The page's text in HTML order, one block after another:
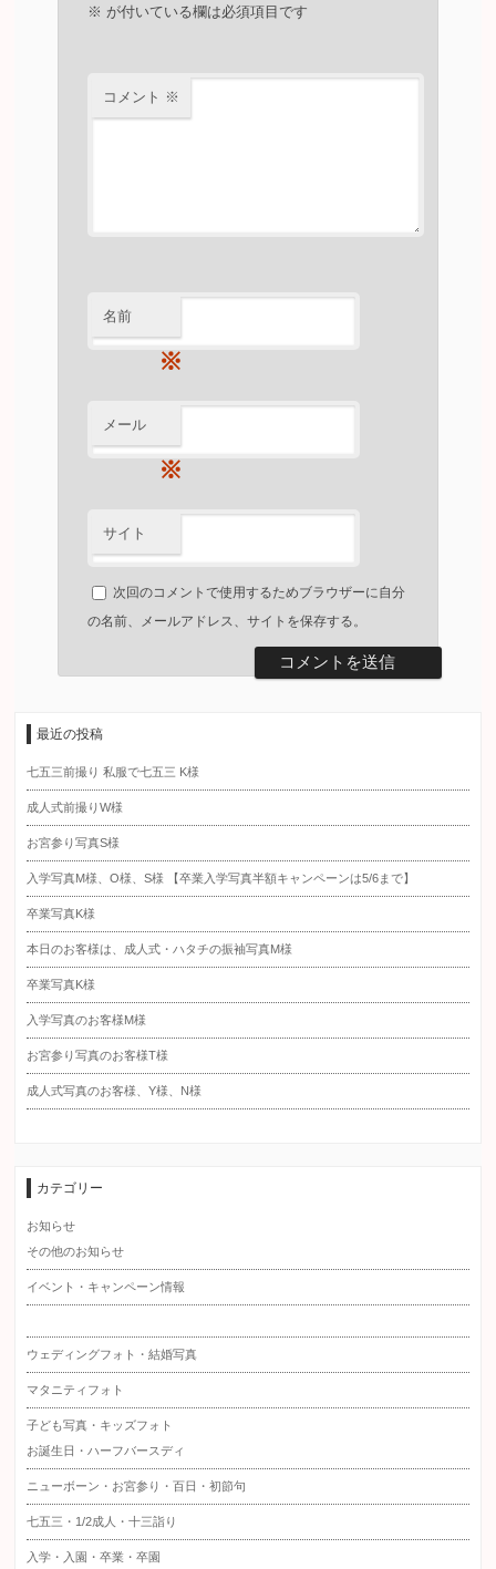
※ が付いている欄は必須項目です
コメント ※
名前
※
メール
※
サイト
次回のコメントで使用するためブラウザーに自分
の名前、メールアドレス、サイトを保存する。
最近の投稿
七五三前撮り 私服で七五三 K様
成人式前撮りW様
お宮参り写真S様
入学写真M様、O様、S様 【卒業入学写真半額キャンペーンは5/6まで】
卒業写真K様
本日のお客様は、成人式・ハタチの振袖写真M様
卒業写真K様
入学写真のお客様M様
お宮参り写真のお客様T様
成人式写真のお客様、Y様、N様
カテゴリー
お知らせ
その他のお知らせ
イベント・キャンペーン情報
ウェディングフォト・結婚写真
マタニティフォト
子ども写真・キッズフォト
お誕生日・ハーフバースディ
ニューボーン・お宮参り・百日・初節句
七五三・1/2成人・十三詣り
入学・入園・卒業・卒園